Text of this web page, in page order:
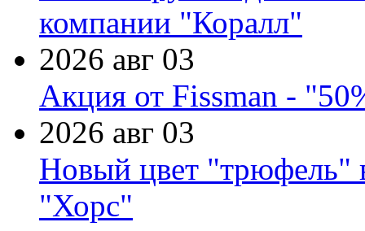
компании "Коралл"
2026 авг 03
Акция от Fissman -
2026 авг 03
Новый цвет "трюфель"
"Хорс"